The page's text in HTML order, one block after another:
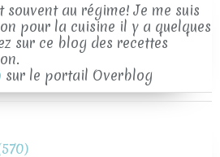
souvent au régime! Je me suis
pour la cuisine il y a quelques
sur ce blog des recettes
sur le portail Overblog